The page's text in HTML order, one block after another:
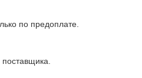
по предоплате.